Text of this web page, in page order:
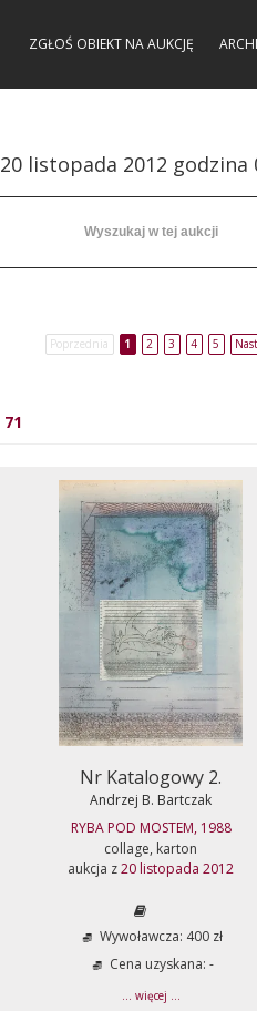
ZGŁOŚ OBIEKT NA AUKCJĘ
20 listopada 2012 godzina
Poprzednia 1 2 3 4 5
71
Nr Katalogowy 2.
Andrzej B. Bartczak
RYBA POD MOSTEM, 1988
collage, karton
aukcja z20 listopada 2012
Wywoławcza: 400 zł
Cena uzyskana: -
... więcej ...